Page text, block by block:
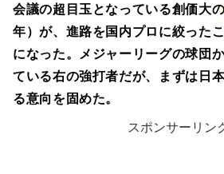
会議の超目玉となっている創価大の
年）が、進路を国内プロに絞った
になった。メジャーリーグの球団
ている右の強打者だが、まずは日
る意向を固めた。
スポンサーリン